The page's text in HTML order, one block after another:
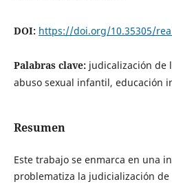
DOI: https://doi.org/10.35305/
Palabras clave: judicalización de
abuso sexual infantil, educación
Resumen
Este trabajo se enmarca en una
problematiza la judicialización de